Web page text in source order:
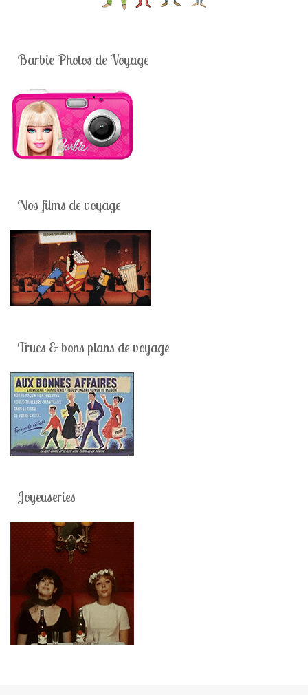
Barbie Photos de Voyage
Nos films de voyage
Trucs & bons plans de voyage
Joyeuseries